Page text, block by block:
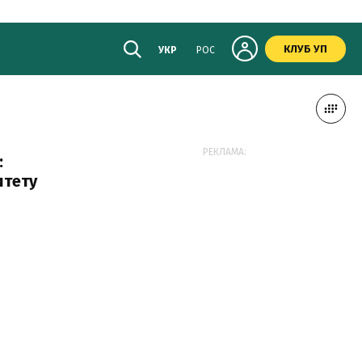
УКР РОС КЛУБ УП
РЕКЛАМА: